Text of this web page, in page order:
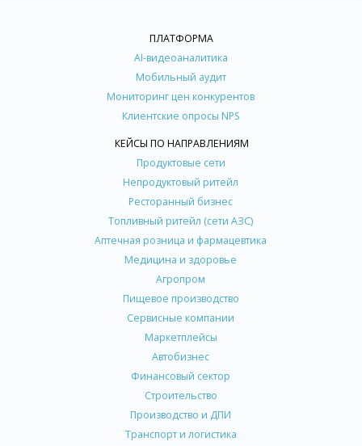
ПЛАТФОРМА
AI-видеоаналитика
Мобильный аудит
Мониторинг цен конкурентов
Клиентские опросы NPS
КЕЙСЫ ПО НАПРАВЛЕНИЯМ
Продуктовые сети
Непродуктовый ритейл
Ресторанный бизнес
Топливный ритейл (сети АЗС)
Аптечная розница и фармацевтика
Медицина и здоровье
Агропром
Пищевое производство
Сервисные компании
Маркетплейсы
Автобизнес
Финансовый сектор
Строительство
Производство и ДПИ
Транспорт и логистика